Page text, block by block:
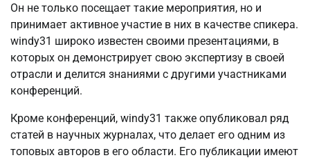
Он не только посещает такие мероприятия, но и
принимает активное участие в них в качестве спикера.
windy31 широко известен своими презентациями, в
которых он демонстрирует свою экспертизу в своей
отрасли и делится знаниями с другими участниками
конференций.
Кроме конференций, windy31 также опубликовал ряд
статей в научных журналах, что делает его одним из
топовых авторов в его области. Его публикации имеют